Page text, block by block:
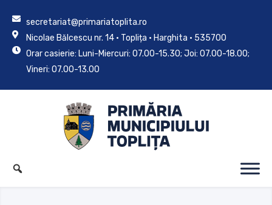
secretariat@primariatoplita.ro
Nicolae Bălcescu nr. 14 • Toplița • Harghita • 535700
Orar casierie: Luni-Miercuri: 07.00-15.30; Joi: 07.00-18.00;
Vineri: 07.00-13.00